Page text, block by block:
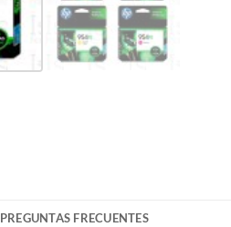
PREGUNTAS FRECUENTES